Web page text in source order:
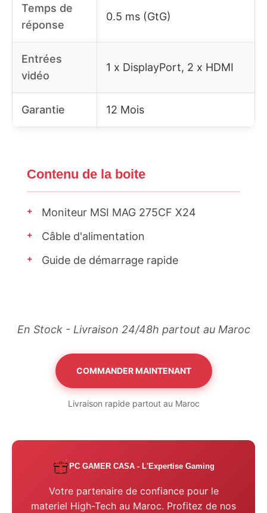
Temps de
réponse
0.5 ms (GtG)
Entrées
vidéo
1 x DisplayPort, 2 x HDMI
Garantie 12 Mois
Contenu de la boite
+ Moniteur MSI MAG 275CF X24
+ Câble d'alimentation
+ Guide de démarrage rapide
En Stock - Livraison 24/48h partout au Maroc
COMMANDER MAINTENANT
Livraison rapide partout au Maroc
PC GAMER CASA - L'Expertise Gaming
Votre partenaire de confiance pour le
materiel High-Tech au Maroc. Profitez de nos